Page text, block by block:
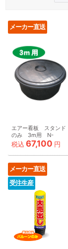
メーカー直送
エアー看板 スタンド
のみ 3m用 N-
1834_stand
税込 67,100 円
メーカー直送
受注生産